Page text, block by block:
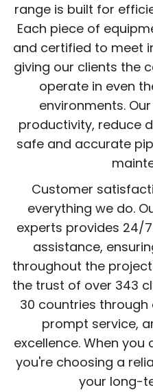
range is built for
Each piece of
and certified to meet
giving our clients the
operate in even
environments.
productivity, reduce
safe and accurate
Customer
everything we do.
experts provides 24/
assistance,
throughout the project
the trust of over 343
30 countries
prompt service,
excellence. When you
you're choosing a
your long-